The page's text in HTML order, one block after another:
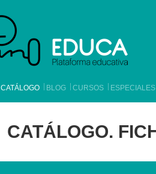
CATÁLOGO BLOG CURSOS ESPECIALES
CATÁLOGO.